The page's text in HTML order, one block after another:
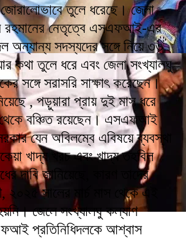
তুলে ধরেছে। জেলা
রহমানের নেতৃত্বে এসএফআই-এর
অন্যান্য সদস্যদের সঙ্গে নিয়ে ৩৩
কথা তুলে ধরে এবং জেলা সংখ্যালঘু
সঙ্গে সরাসরি সাক্ষাৎ করেছেন।
, পড়ুয়ারা প্রায় দুই মাস ধরে
বঞ্চিত রয়েছেন। এসএফআই
যেন অবিলম্বে এবিষয়ে ব্যবস্থা
খাদ্য খরচ এবং খাদ্য তহবিল
দাবি জানিয়েছে, কারণ তাদের
সালের মার্চ মাস থেকে এই
জেলে সংখ্যালঘু কল্যাণ
প্রতিনিধিদলকে আশ্বাস